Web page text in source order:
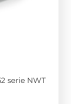
serie NWT